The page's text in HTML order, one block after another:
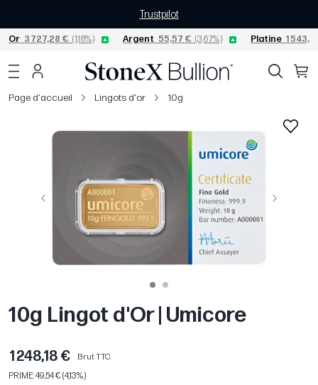
Trustpilot
Or 3 727,28 € (1,18%) Argent 55,57 € (3,67%) Platine 1
Page d'accueil Lingots d'or 10g
Précédent Suivant
10g Lingot d'Or | Umicore
1 248,18 €
Brut TTC
PRIME: 49,54 € (4,13%)